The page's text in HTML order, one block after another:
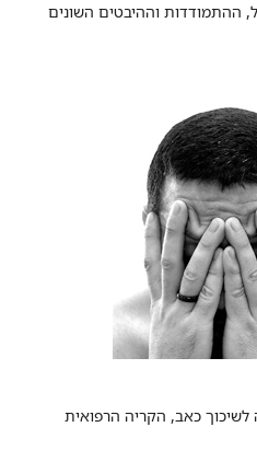
ההתמודדות וההיבטים השונים
לשיכוך כאב, הקריה הרפואית